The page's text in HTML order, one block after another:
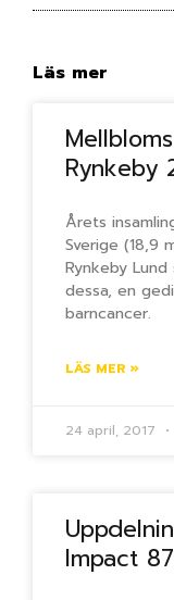
Läs mer
Rynkeby
Årets
Sverige (18,9
Rynkeby
dessa, en
barncancer.
LÄS MER »
24 april, 2017
Impact